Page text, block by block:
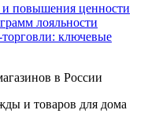
и повышения ценности
лояльности
ключевые
в России
и товаров для дома